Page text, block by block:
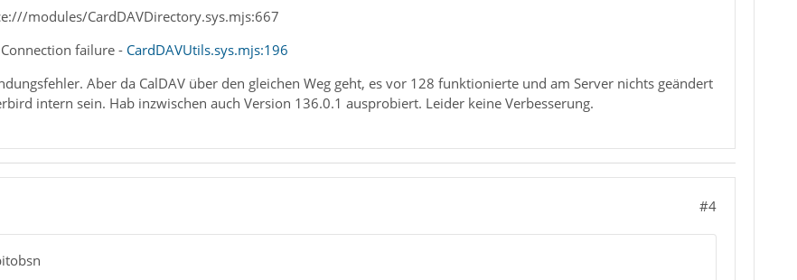
modules/CardDAVDirectory.sys.mjs:667
Connection failure - CardDAVUtils.sys.mjs:196
Aber da CalDAV über den gleichen Weg geht, es vor 128 funktionierte und am Server nichts geändert
intern sein. Hab inzwischen auch Version 136.0.1 ausprobiert. Leider keine Verbesserung.
#4